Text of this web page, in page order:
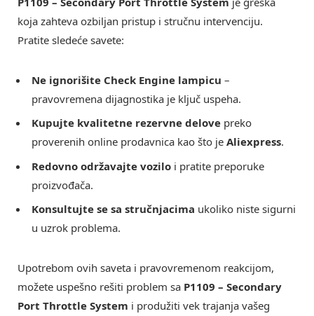
koja zahteva ozbiljan pristup i stručnu intervenciju.
Pratite sledeće savete:
Ne ignorišite Check Engine lampicu –
pravovremena dijagnostika je ključ uspeha.
Kupujte kvalitetne rezervne delove preko
proverenih online prodavnica kao što je Aliexpress.
Redovno održavajte vozilo i pratite preporuke
proizvođača.
Konsultujte se sa stručnjacima ukoliko niste sigurni
u uzrok problema.
Upotrebom ovih saveta i pravovremenom reakcijom,
možete uspešno rešiti problem sa P1109 – Secondary
Port Throttle System i produžiti vek trajanja vašeg